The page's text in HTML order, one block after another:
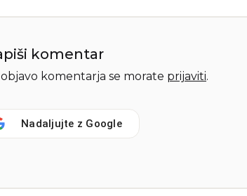
komentar
objavo komentarja se morate prijaviti.
Nadaljujte z Google